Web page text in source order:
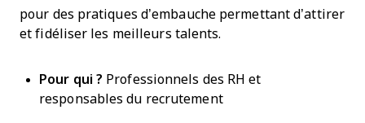
pour des pratiques d’embauche permettant d’attirer
et fidéliser les meilleurs talents.
Pour qui ? Professionnels des RH et
responsables du recrutement